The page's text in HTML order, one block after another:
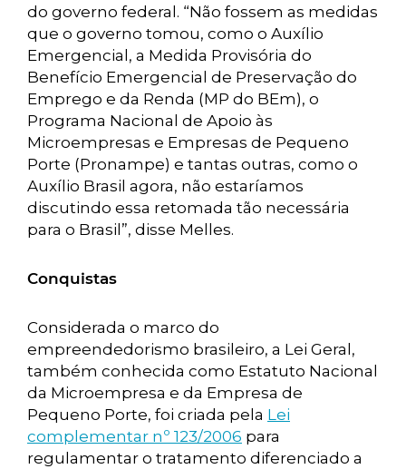
do governo federal. “Não fossem as medidas
que o governo tomou, como o Auxílio
Emergencial, a Medida Provisória do
Benefício Emergencial de Preservação do
Emprego e da Renda (MP do BEm), o
Programa Nacional de Apoio às
Microempresas e Empresas de Pequeno
Porte (Pronampe) e tantas outras, como o
Auxílio Brasil agora, não estaríamos
discutindo essa retomada tão necessária
para o Brasil”, disse Melles.
Conquistas
Considerada o marco do
empreendedorismo brasileiro, a Lei Geral,
também conhecida como Estatuto Nacional
da Microempresa e da Empresa de
Pequeno Porte, foi criada pela Lei
complementar nº 123/2006 para
regulamentar o tratamento diferenciado a